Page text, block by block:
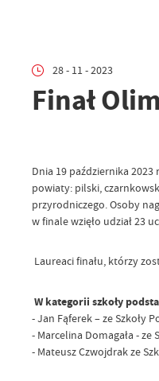
28 - 11 - 2023
Finał
Dnia 19 października
powiaty: pilski,
przyrodniczego. Osoby
w finale wzięło udział 23
Laureaci finału, którzy
W kategorii szkoły
- Jan Fąferek – ze Szkoły
- Marcelina Domagała -
- Mateusz Czwojdrak ze